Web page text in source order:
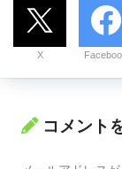
X
コメント